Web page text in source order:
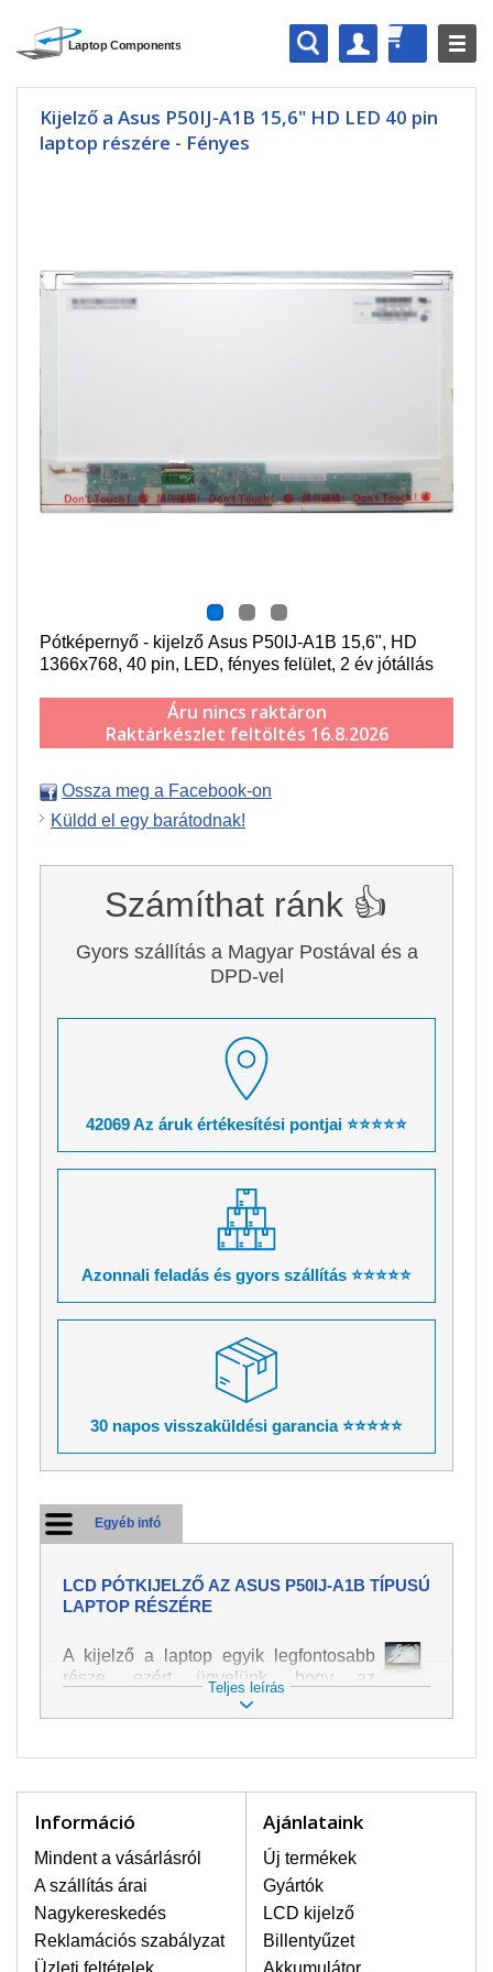
Kijelző a Asus P50IJ-A1B 15,6" HD LED 40 pin
laptop részére - Fényes
Pótképernyő - kijelző Asus P50IJ-A1B 15,6", HD
1366x768, 40 pin, LED, fényes felület, 2 év jótállás
Áru nincs raktáron
Raktárkészlet feltöltés 16.8.2026
Ossza meg a Facebook-on
Küldd el egy barátodnak!
Számíthat ránk 👍
Gyors szállítás a Magyar Postával és a
DPD-vel
42069 Az áruk értékesítési pontjai ⭐⭐⭐⭐⭐
Azonnali feladás és gyors szállítás ⭐⭐⭐⭐⭐
30 napos visszaküldési garancia ⭐⭐⭐⭐⭐
Egyéb infó
LCD PÓTKIJELZŐ AZ ASUS P50IJ-A1B TÍPUSÚ
LAPTOP RÉSZÉRE
A kijelző a laptop egyik legfontosabb
része, ezért ügyelünk, hogy az
pótalkatrész a legjobb minőségű
legyen. A kép és szöveg különféle
laptoppal legnagyobb óvatossággal
bekövetkezett sérülések közé a
mechanikai sérüléseket lehet besorolni,
mint pl. széttört vagy megrepedt kijelző.
Továbbá még a függőleges csíkozást,
kijelző sötétségét, villogását vagy
egyenetlen fényességét.
Teljes leírás
Információ
Mindent a vásárlásról
A szállítás árai
Nagykereskedés
Reklamációs szabályzat
Üzleti feltételek
Ajánlataink
Új termékek
Gyártók
LCD kijelző
Billentyűzet
Akkumulátor